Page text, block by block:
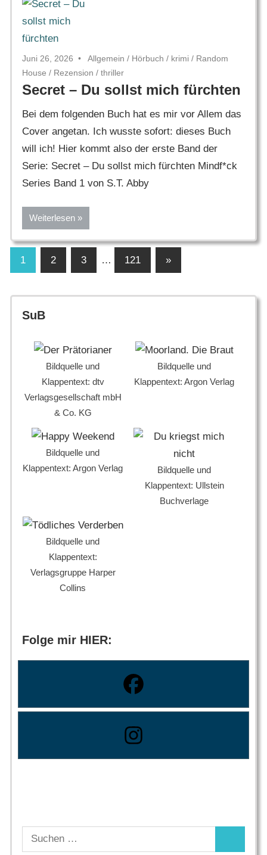
Juni 26, 2026 Allgemein / Hörbuch / krimi / Random
House / Rezension / thriller
Secret – Du sollst mich fürchten
Bei dem folgenden Buch hat es mir vor Allem das
Cover angetan. Ich wusste sofort: dieses Buch
will ich! Hier kommt also der erste Band der
Serie: Secret – Du sollst mich fürchten Mindf*ck
Series Band 1 von S.T. Abby
Weiterlesen
Seitennummerierung
1 2 3 … 121
Nächste
Beiträge
»
SuB
Bildquelle und
Klappentext: dtv
Verlagsgesellschaft mbH
& Co. KG
Bildquelle und
Klappentext: Argon Verlag
Bildquelle und
Klappentext: Argon Verlag
Bildquelle und
Klappentext: Ullstein
Buchverlage
Bildquelle und
Klappentext:
Verlagsgruppe Harper
Collins
Folge mir HIER:
Suchen
nach: